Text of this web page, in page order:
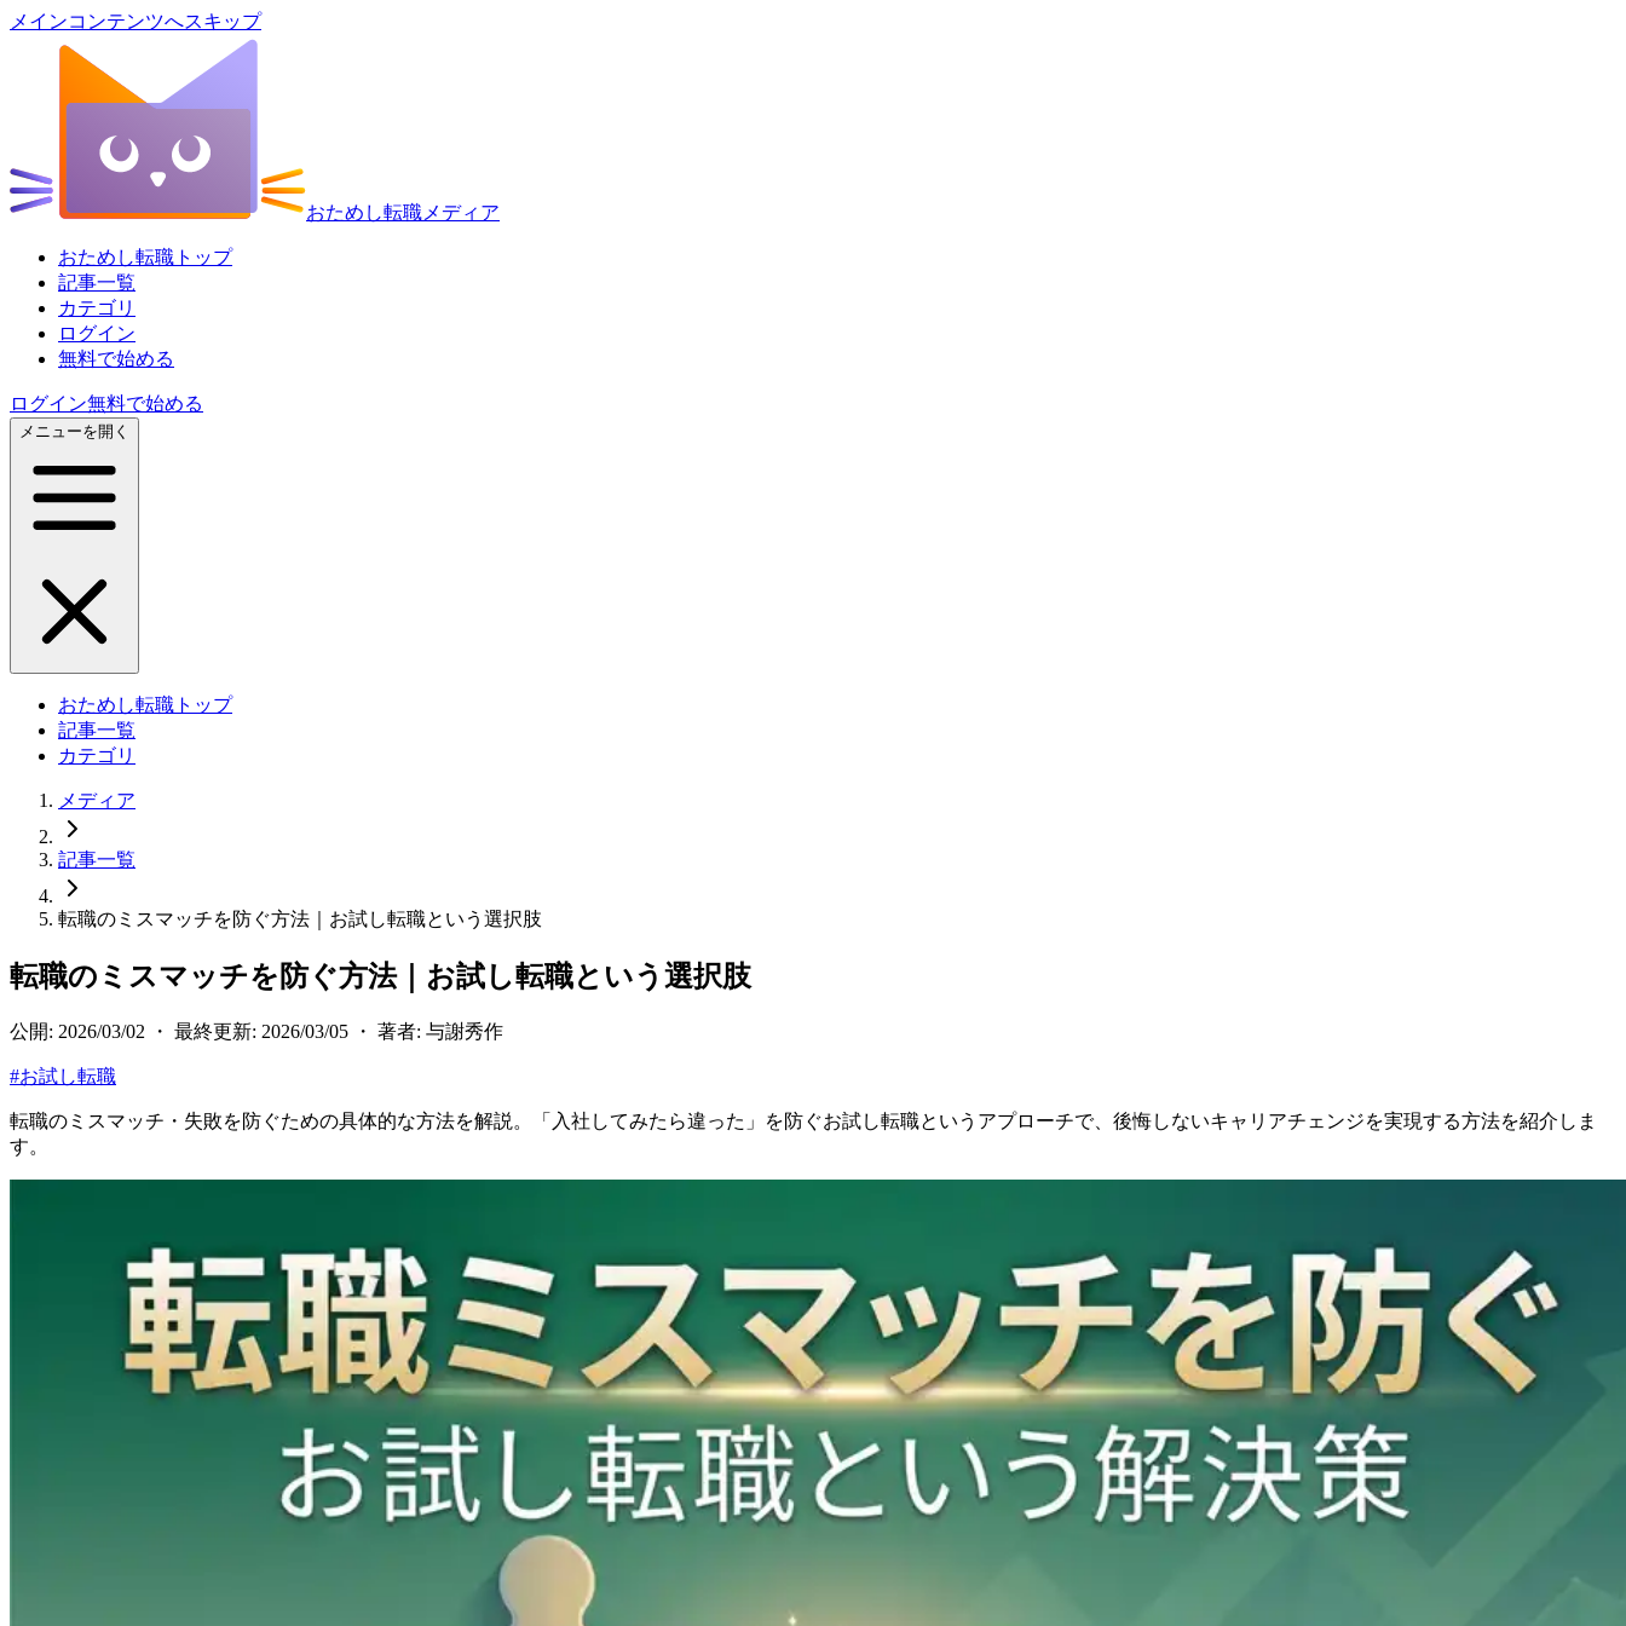
メインコンテンツへスキップ
おためし転職メディア
おためし転職トップ
記事一覧
カテゴリ
ログイン
無料で始める
ログイン無料で始める
メニューを開く
おためし転職トップ
記事一覧
カテゴリ
メディア
記事一覧
転職のミスマッチを防ぐ方法｜お試し転職という選択肢
転職のミスマッチを防ぐ方法｜お試し転職という選択肢
公開: 2026/03/02 ・ 最終更新: 2026/03/05 ・ 著者: 与謝秀作
#お試し転職
転職のミスマッチ・失敗を防ぐための具体的な方法を解説。「入社してみたら違った」を防ぐお試し転職というアプローチで、後悔しないキャリアチェンジを実現する方法を紹介しま
す。